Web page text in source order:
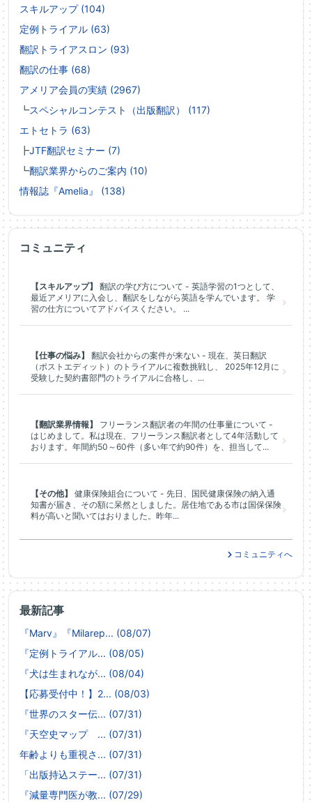
スキルアップ (104)
定例トライアル (63)
翻訳トライアスロン (93)
翻訳の仕事 (68)
アメリア会員の実績 (2967)
┗スペシャルコンテスト（出版翻訳） (117)
エトセトラ (63)
┣JTF翻訳セミナー (7)
┗翻訳業界からのご案内 (10)
情報誌『Amelia』 (138)
最新記事
『Marv』『Milarep... (08/07)
『定例トライアル... (08/05)
『犬は生まれなが... (08/04)
【応募受付中！】2... (08/03)
『世界のスター伝... (07/31)
『天空史マップ ... (07/31)
年齢よりも重視さ... (07/31)
「出版持込ステー... (07/31)
『減量専門医が教... (07/29)
コミュニティ
【スキルアップ】
翻訳の学び方について - 英語学習の1つとして、
最近アメリアに入会し、翻訳をしながら英語を学んでいます。 学
習の仕方についてアドバイスください。 ...
【仕事の悩み】
翻訳会社からの案件が来ない - 現在、英日翻訳
（ポストエディット）のトライアルに複数挑戦し、 2025年12月に
受験した契約書部門のトライアルに合格し、...
【翻訳業界情報】
フリーランス翻訳者の年間の仕事量について -
はじめまして。私は現在、フリーランス翻訳者として4年活動して
おります。年間約50～60件（多い年で約90件）を、担当して...
【その他】
健康保険組合について - 先日、国民健康保険の納入通
知書が届き、その額に呆然としました。居住地である市は国保保険
料が高いと聞いてはおりました。昨年...
コミュニティへ